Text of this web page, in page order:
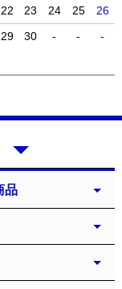
22 23 24 25
26
29 30 - - -
品